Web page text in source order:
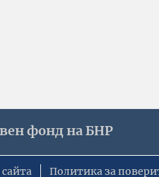
фонд на БНР
Политика за